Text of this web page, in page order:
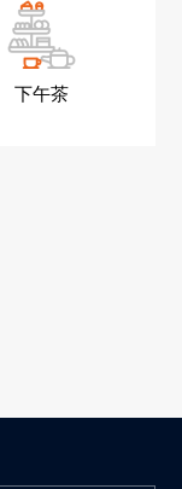
下午茶